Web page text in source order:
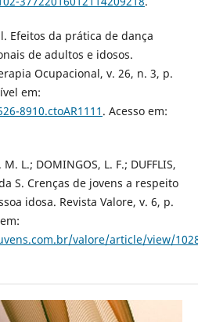
Efeitos da prática de dança
de adultos e idosos.
Ocupacional, v. 26, n. 3, p.
em:
8910.ctoAR1111 . Acesso em:
L.; DOMINGOS, L. F.; DUFFLIS,
S. Crenças de jovens a respeito
idosa. Revista Valore, v. 6, p.
valore/article/view/